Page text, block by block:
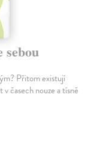
sebou
Přitom existují
časech nouze a tísně